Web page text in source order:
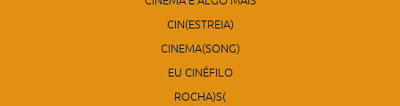
CIN(ESTREIA)
CINEMA(SONG)
EU CINÉFILO
ROCHA)S(